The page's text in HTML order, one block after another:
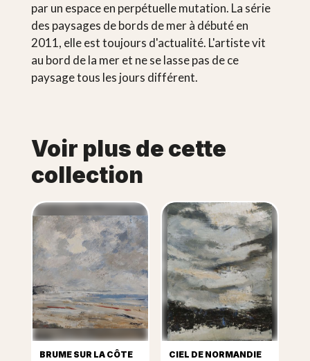
par un espace en perpétuelle mutation. La série
des paysages de bords de mer à débuté en
2011, elle est toujours d'actualité. L'artiste vit
au bord de la mer et ne se lasse pas de ce
paysage tous les jours différent.
Voir plus de cette
collection
BRUME SUR LA CÔTE CIEL DE NORMANDIE